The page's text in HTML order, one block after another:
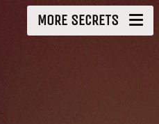
MORE SECRETS